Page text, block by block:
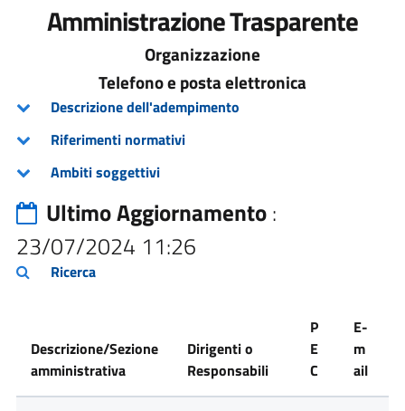
Amministrazione Trasparente
Organizzazione
Telefono e posta elettronica
Descrizione dell'adempimento
Riferimenti normativi
Ambiti soggettivi
Ultimo Aggiornamento:
23/07/2024 11:26
Ricerca
Descrizione/Sezione
amministrativa
Dirigenti o
Responsabili
P
E
C
E-
m
ail